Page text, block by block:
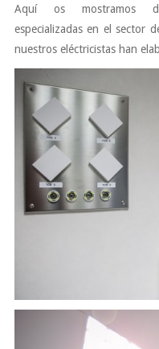
Aquí os mostramos
especializadas en el sector
nuestros eléctricistas han